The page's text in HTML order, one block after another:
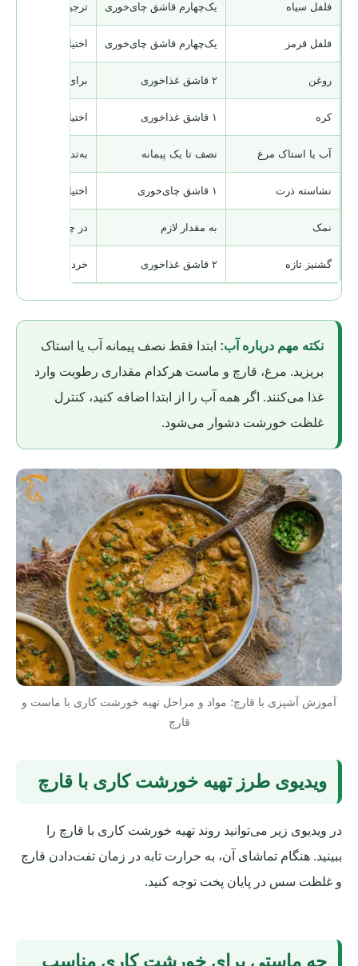
فلفل سیاه یک‌چهارم قاشق چای‌خوری ترجیحاً تازه
فلفل قرمز یک‌چهارم قاشق چای‌خوری اختیاری
روغن ۲ قاشق غذاخوری برای پیاز، مرغ و
کره ۱ قاشق غذاخوری اختیاری؛ برای عطر
آب یا استاک مرغ نصف تا یک پیمانه به‌تدریج اضافه شود
نشاسته ذرت ۱ قاشق چای‌خوری اختیاری؛ برای
نمک به مقدار لازم در چند مرحله
گشنیز تازه ۲ قاشق غذاخوری خردشده، برای
نکته مهم درباره آب: ابتدا فقط نصف پیمانه آب یا استاک
بریزید. مرغ، قارچ و ماست هرکدام مقداری رطوبت وارد
غذا می‌کنند. اگر همه آب را از ابتدا اضافه کنید، کنترل
غلظت خورشت دشوار می‌شود.
آموزش آشپزی با قارچ؛ مواد و مراحل تهیه خورشت کاری با ماست و
قارچ
ویدیوی طرز تهیه خورشت کاری با قارچ
در ویدیوی زیر می‌توانید روند تهیه خورشت کاری با قارچ را
ببینید. هنگام تماشای آن، به حرارت تابه در زمان تفت‌دادن قارچ
و غلظت سس در پایان پخت توجه کنید.
چه ماستی برای خورشت کاری مناسب